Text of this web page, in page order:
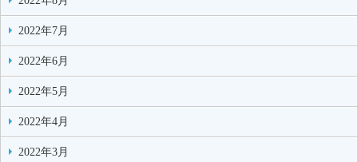
2022年7月
2022年6月
2022年5月
2022年4月
2022年3月